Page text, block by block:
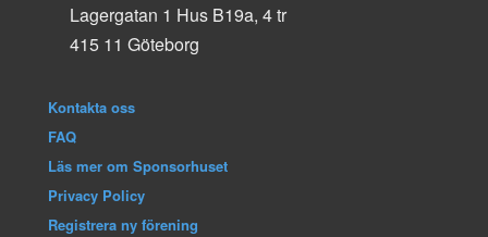
Lagergatan 1 Hus B19a, 4 tr
415 11 Göteborg
Kontakta oss
FAQ
Läs mer om Sponsorhuset
Privacy Policy
Registrera ny förening